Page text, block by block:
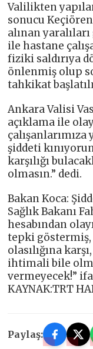
Valilikten
sonucu
alınan
ile hastane
fiziki saldırıya
önlenmiş olup
tahkikat
Ankara Valisi
açıklama ile
şiddeti
karşılığı
olmasın.” dedi.
Bakan Koca:
Sağlık Bakanı
hesabından
tepki göstermiş,
olasılığına
ihtimali bile
vermeyecek!”
KAYNAK:TRT
Paylaş: